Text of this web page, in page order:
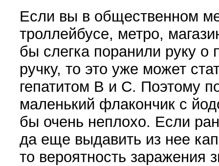
Если вы в общественном
троллейбусе, метро,
бы слегка поранили руку о
ручку, то это уже может
гепатитом В и С. Поэтому
маленький флакончик с
бы очень неплохо. Если
да еще выдавить из нее
то вероятность заражения